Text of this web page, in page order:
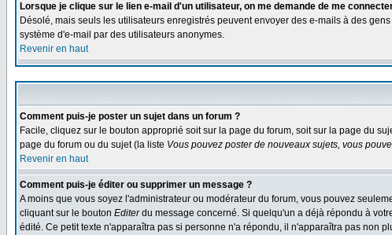
Lorsque je clique sur le lien e-mail d'un utilisateur, on me demande de me
Désolé, mais seuls les utilisateurs enregistrés peuvent envoyer des e-mails à des
système d'e-mail par des utilisateurs anonymes.
Revenir en haut
Comment puis-je poster un sujet dans un forum ?
Facile, cliquez sur le bouton approprié soit sur la page du forum, soit sur la page du
page du forum ou du sujet (la liste Vous pouvez poster de nouveaux sujets, vous
Revenir en haut
Comment puis-je éditer ou supprimer un message ?
A moins que vous soyez l'administrateur ou modérateur du forum, vous pouvez
cliquant sur le bouton Editerdu message concerné. Si quelqu'un a déjà répondu à
édité. Ce petit texte n'apparaîtra pas si personne n'a répondu, il n'apparaîtra pas non